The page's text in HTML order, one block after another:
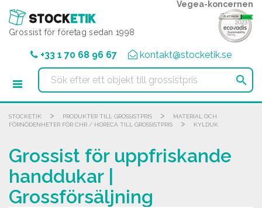
Grossist för företag sedan 1998
Vegea-koncernen
+33 1 70 68 96 67 kontakt@stocketik.se

STOCKETIK > PRODUKTER TILL GROSSISTPRIS >
MATERIAL OCH
FÖRNÖDENHETER FÖR CHR / HORECA TILL GROSSISTPRIS
> KYLDUK
Grossist för uppfriskande
handdukar |
Grossförsäljning